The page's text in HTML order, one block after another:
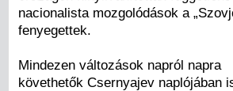
nacionalista mozgolódások a
fenyegettek.
Mindezen változások napról napra
követhetők Csernyajev naplójában